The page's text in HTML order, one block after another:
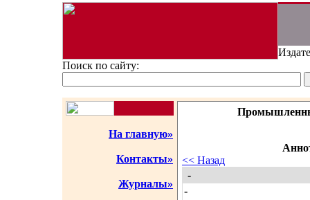
Поиск по сайту:
На главную»
Контакты»
Журналы»
<< Назад
-
-